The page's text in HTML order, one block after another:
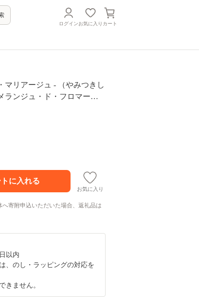
ログインお気に入り カート
マリアージュ - （やみつきし
ランジュ・ド・フロマージ
】 020-G-SS014
お気に入り
寄附申込いただいた場合、返礼品は
以内
、のし・ラッピングの対応を
きません。